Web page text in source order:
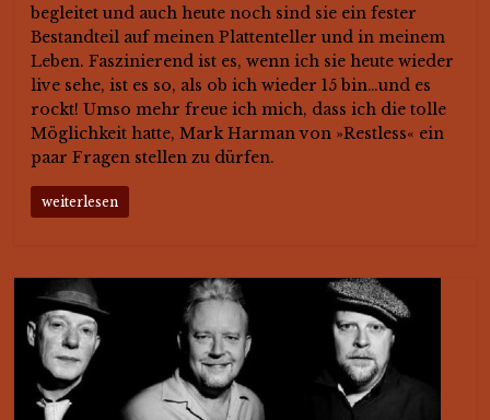
begleitet und auch heute noch sind sie ein fester
Bestandteil auf meinen Plattenteller und in meinem
Leben. Faszinierend ist es, wenn ich sie heute wieder
live sehe, ist es so, als ob ich wieder 15 bin…und es
rockt! Umso mehr freue ich mich, dass ich die tolle
Möglichkeit hatte, Mark Harman von »Restless« ein
paar Fragen stellen zu dürfen.
weiterlesen